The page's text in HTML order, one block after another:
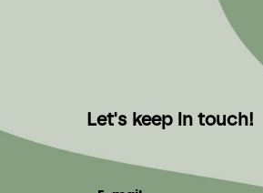
Let's keep in touch!
E-mail